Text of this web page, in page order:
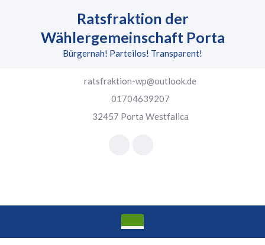
Ratsfraktion der
Wählergemeinschaft Porta
Bürgernah! Parteilos! Transparent!
ratsfraktion-wp@outlook.de
01704639207
32457 Porta Westfalica